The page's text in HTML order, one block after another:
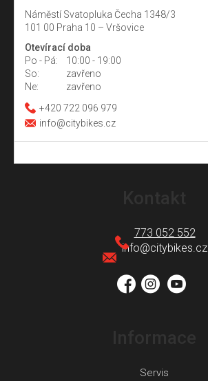
Náměstí Svatopluka Čecha 1348/3
101 00 Praha 10 – Vršovice
Otevírací doba
Po - Pá:
10:00 - 19:00
So:
zavřeno
Ne:
zavřeno
+420 722 096 979
info@citybikes.cz
info@citybikes.cz
773 052 552
Servis